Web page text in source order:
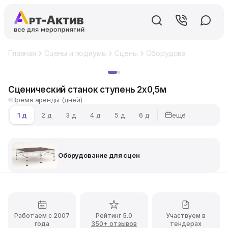
Главная Сцены и подиумы Сцены Оборудование для
Сценический станок ступень 2х0,5м
Время аренды (дней)
1 д
2 д 3 д 4 д 5 д 6 д ещё
Оборудование для сцен
Работаем с 2007
года
Рейтинг 5.0
350+ отзывов
Участвуем в
тендерах